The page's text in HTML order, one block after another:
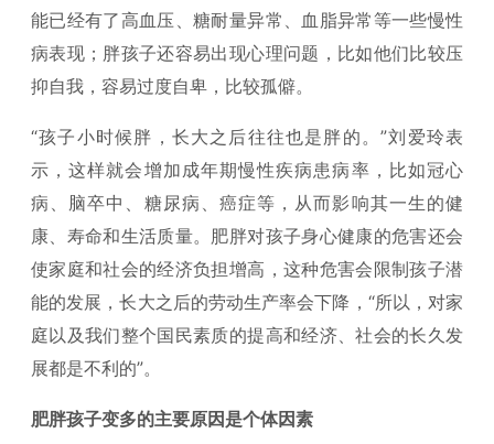
能已经有了高血压、糖耐量异常、血脂异常等一些慢性
病表现；胖孩子还容易出现心理问题，比如他们比较压
抑自我，容易过度自卑，比较孤僻。
“孩子小时候胖，长大之后往往也是胖的。”刘爱玲表
示，这样就会增加成年期慢性疾病患病率，比如冠心
病、脑卒中、糖尿病、癌症等，从而影响其一生的健
康、寿命和生活质量。肥胖对孩子身心健康的危害还会
使家庭和社会的经济负担增高，这种危害会限制孩子潜
能的发展，长大之后的劳动生产率会下降，“所以，对家
庭以及我们整个国民素质的提高和经济、社会的长久发
展都是不利的”。
肥胖孩子变多的主要原因是个体因素